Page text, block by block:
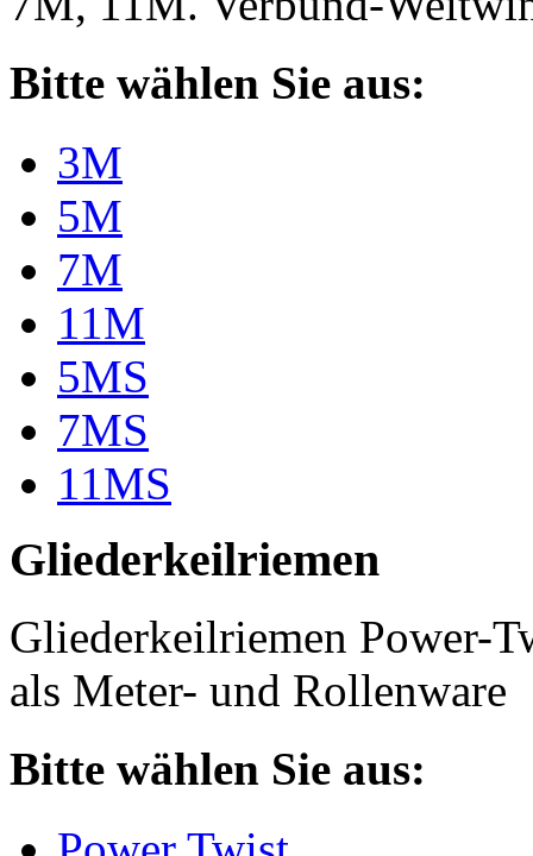
Bitte wählen Sie aus:
3M
5M
7M
11M
5MS
7MS
11MS
Gliederkeilriemen
Gliederkeilriemen Power-
als Meter- und Rollenware
Bitte wählen Sie aus: